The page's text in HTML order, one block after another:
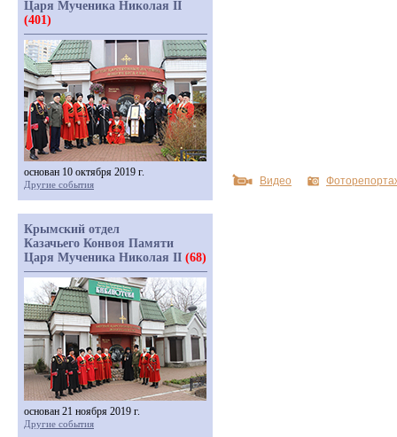
Видео
Царя Мученика Николая II
(401)
основан 10 октября 2019 г.
Другие события
Крымский отдел
Казачьего Конвоя Памяти
Царя Мученика Николая II (68)
основан 21 ноября 2019 г.
Другие события